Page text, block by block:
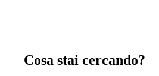
Cosa stai cercando?